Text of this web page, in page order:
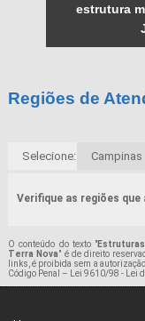
estrutura
Regiões de
Selecione: Campinas
Verifique as regiões que
O conteúdo do texto "
Terra Nova" é de direito
links, é proibida sem a
Código Penal –
Lei 9610/98 - Lei